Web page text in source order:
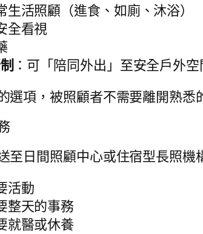
生活照顧（進食、如廁、沐浴）
全看視
：可「陪同外出」至安全戶外
選項，被照顧者不需要離開熟悉
至日間照顧中心或住宿型長照
活動
整天的事務
就醫或休養